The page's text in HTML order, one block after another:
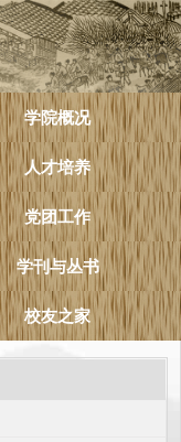
学院概况
人才培养
党团工作
学刊与丛书
校友之家